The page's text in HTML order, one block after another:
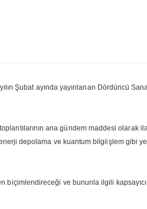
Şubat ayında yayınlanan Dördüncü
ana gündem maddesi
depolama ve kuantum bilgiişlem gibi
ve bununla ilgili